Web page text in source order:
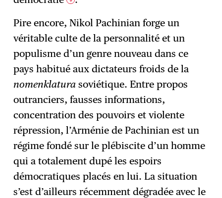
Pire encore, Nikol Pachinian forge un
véritable culte de la personnalité et un
populisme d’un genre nouveau dans ce
pays habitué aux dictateurs froids de la
nomenklatura soviétique. Entre propos
outranciers, fausses informations,
concentration des pouvoirs et violente
répression, l’Arménie de Pachinian est un
régime fondé sur le plébiscite d’un homme
qui a totalement dupé les espoirs
démocratiques placés en lui. La situation
s’est d’ailleurs récemment dégradée avec le